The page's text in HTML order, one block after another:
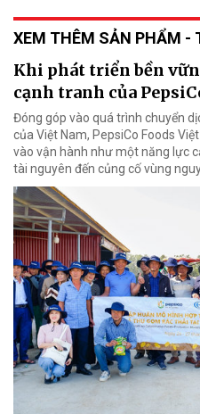
XEM THÊM SẢN PHẨM -
Khi phát triển bền
cạnh tranh của
Đóng góp vào quá trình chuyển
của Việt Nam, PepsiCo Foods
vào vận hành như một năng lực
tài nguyên đến củng cố vùng